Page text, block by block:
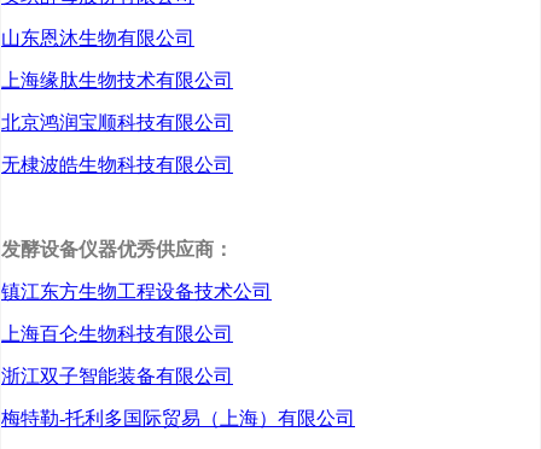
山东恩沐生物有限公司
上海缘肽生物技术有限公司
北京鸿润宝顺科技有限公司
无棣波皓生物科技有限公司
发酵设备仪器优秀供应商：
镇江东方生物工程设备技术公司
上海百仑生物科技有限公司
浙江双子智能装备有限公司
梅特勒-托利多国际贸易（上海）有限公司